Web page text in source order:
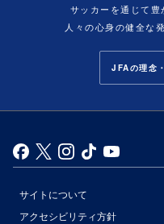
サッカーを通じて豊
人々の心身の健全な
JFAの理念
サイトについて
アクセシビリティ方針